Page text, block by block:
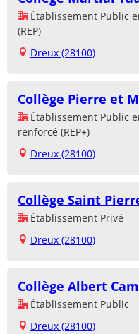
Établissement Public
(REP)
Dreux (28100)
Collège Pierre et
Établissement Public
renforcé (REP+)
Dreux (28100)
Collège Saint
Établissement Privé
Dreux (28100)
Collège Albert
Établissement Public
Dreux (28100)